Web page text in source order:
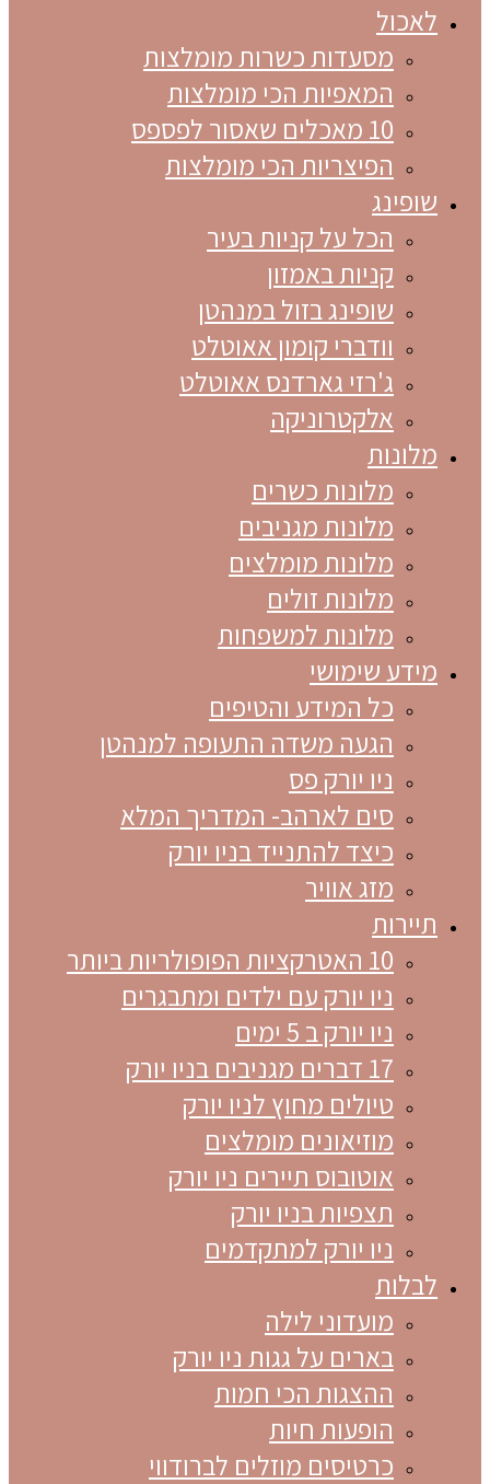
לאכול
מסעדות כשרות מומלצות
המאפיות הכי מומלצות
10 מאכלים שאסור לפספס
הפיצריות הכי מומלצות
שופינג
הכל על קניות בעיר
קניות באמזון
שופינג בזול במנהטן
וודברי קומון אאוטלט
ג'רזי גארדנס אאוטלט
אלקטרוניקה
מלונות
מלונות כשרים
מלונות מגניבים
מלונות מומלצים
מלונות זולים
מלונות למשפחות
מידע שימושי
כל המידע והטיפים
הגעה משדה התעופה למנהטן
ניו יורק פס
סים לארהב- המדריך המלא
כיצד להתנייד בניו יורק
מזג אוויר
תיירות
10 האטרקציות הפופולריות ביותר
ניו יורק עם ילדים ומתבגרים
ניו יורק ב 5 ימים
17 דברים מגניבים בניו יורק
טיולים מחוץ לניו יורק
מוזיאונים מומלצים
אוטובוס תיירים ניו יורק
תצפיות בניו יורק
ניו יורק למתקדמים
לבלות
מועדוני לילה
בארים על גגות ניו יורק
ההצגות הכי חמות
הופעות חיות
כרטיסים מוזלים לברודווי